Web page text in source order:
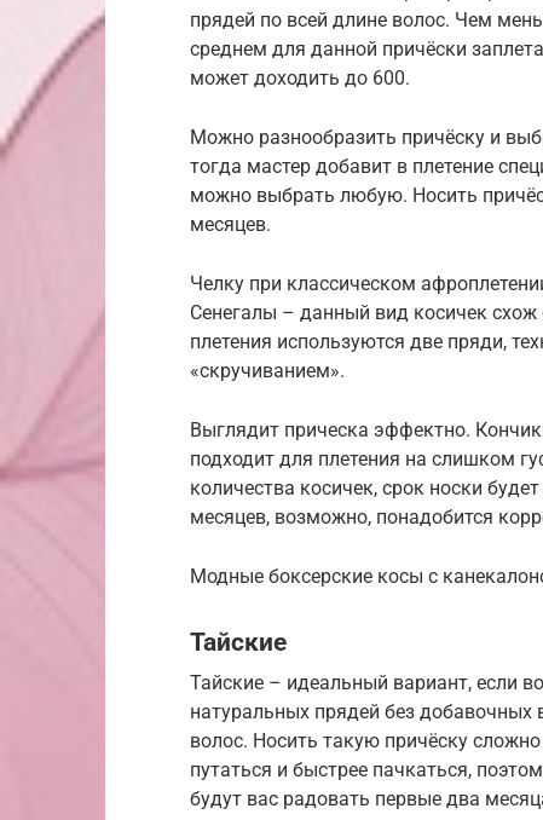
прядей по всей длине волос. Чем
среднем для данной причёски
может доходить до 600.
Можно разнообразить причёску и
тогда мастер добавит в плетение
можно выбрать любую. Носить
месяцев.
Челку при классическом
Сенегалы – данный вид косичек схож
плетения используются две пряди,
«скручиванием».
Выглядит прическа эффектно.
подходит для плетения на слишком
количества косичек, срок носки
месяцев, возможно, понадобится
Модные боксерские косы с
Тайские
Тайские – идеальный вариант, если
натуральных прядей без
волос. Носить такую причёску
путаться и быстрее пачкаться,
будут вас радовать первые два